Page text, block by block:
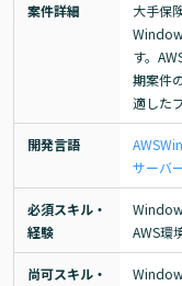
案件詳細
大手保
す。
期案件
適した
開発言語 AWS
サーバ
必須スキル・
経験
AWS環
尚可スキル・